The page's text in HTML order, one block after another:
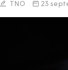
TNO 23